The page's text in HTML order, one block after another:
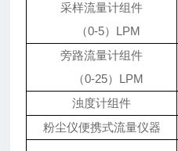
采样流量计组件
（0-5）LPM
旁路流量计组件
（0-25）LPM
浊度计组件
粉尘仪便携式流量仪器